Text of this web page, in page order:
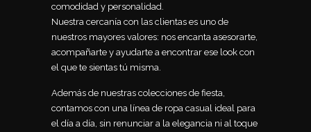
comodidad y personalidad.
Nuestra cercanía con las clientas es uno de
nuestros mayores valores: nos encanta asesorarte,
acompañarte y ayudarte a encontrar ese look con
el que te sientas tú misma.
Además de nuestras colecciones de fiesta,
contamos con una línea de ropa casual ideal para
el día a día, sin renunciar a la elegancia ni al toque